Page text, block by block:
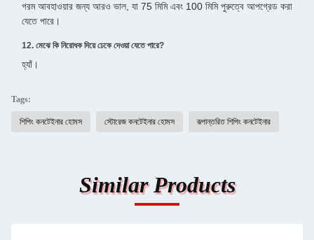
গরম আবহাওয়ার জন্য আরও ভাল, যা 75 মিমি এবং 100 মিমি পুরুত্বে আপগ্রেড করা
যেতে পারে।
12. মেঝে কি নিরোধক দিয়ে ঢেকে দেওয়া যেতে পারে?
হ্যাঁ।
Tags:
শিপিং কনটেইনার হোমস স্টোরেজ কনটেইনার হোমস রূপান্তরিত শিপিং কনটেইনার
Similar Products